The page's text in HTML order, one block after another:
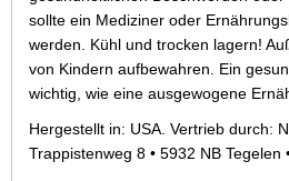
sollte ein Mediziner oder
werden. Kühl und trocken lagern!
von Kindern aufbewahren. Ein
wichtig, wie eine ausgewogene
Hergestellt in: USA. Vertrieb durch:
Trappistenweg 8 • 5932 NB Tegelen